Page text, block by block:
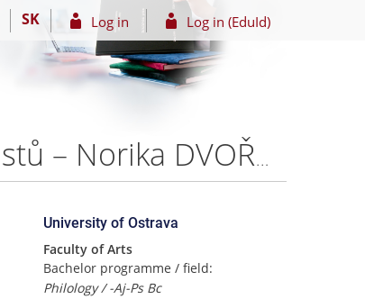
SK Log in Log in (EduId)
Žena v armádě: pohledem profesionálních vojáků a civilistů – Norika DVOŘÁČKOVÁ
University of Ostrava
Faculty of Arts
Bachelor programme / field:
Philology / -Aj-Ps Bc